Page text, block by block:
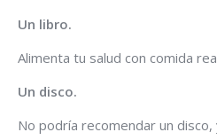
Un libro.
Alimenta tu salud con comida
Un disco.
No podría recomendar un disco,